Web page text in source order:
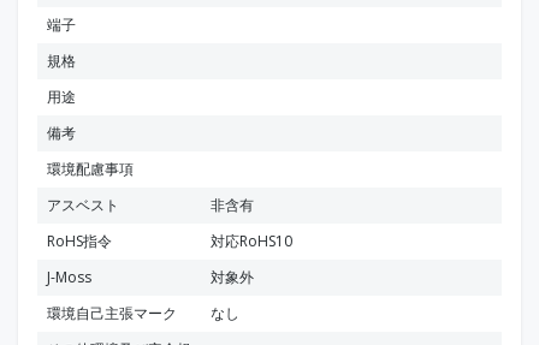
端子
規格
用途
備考
環境配慮事項
アスベスト
非含有
RoHS指令
対応RoHS10
J-Moss
対象外
環境自己主張マーク
なし